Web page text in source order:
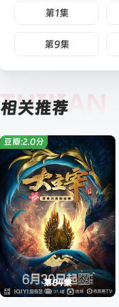
第1集
第9集
相关推荐
TUIJIAN
第84集
豆瓣:2.0分